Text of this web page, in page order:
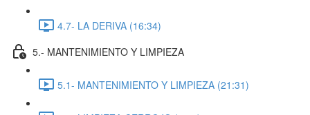
4.7- LA DERIVA (16:34)
5.- MANTENIMIENTO Y LIMPIEZA
5.1- MANTENIMIENTO Y LIMPIEZA (21:31)